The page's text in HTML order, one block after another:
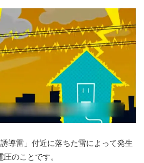
導雷」付近に落ちた雷によって発生
のことです。